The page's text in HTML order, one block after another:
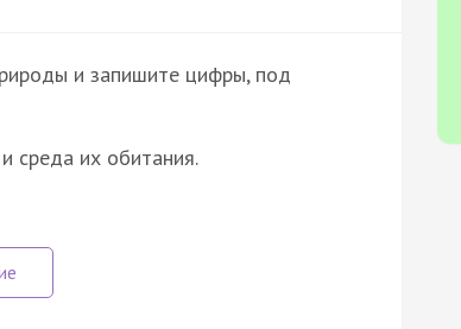
и запишите цифры, под
среда их обитания.